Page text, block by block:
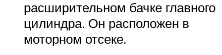
расширительном бачке главного
цилиндра. Он расположен в
моторном отсеке.